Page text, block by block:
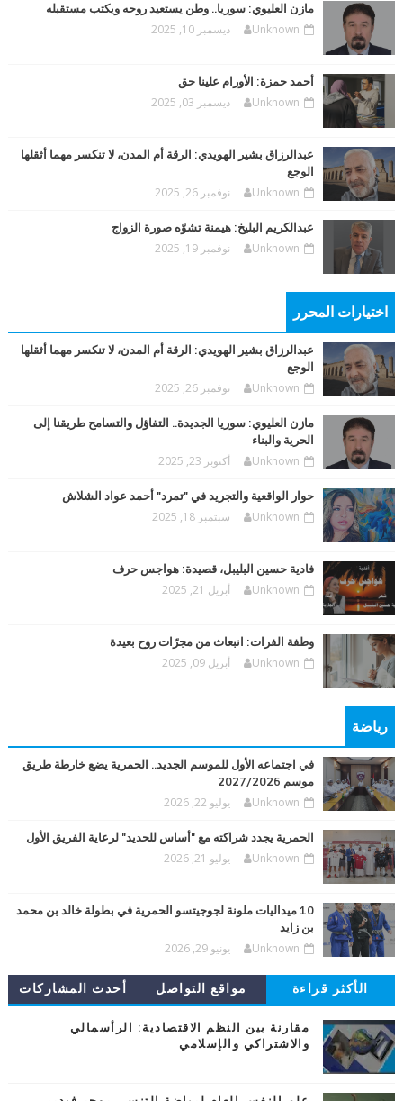
مازن العليوي: سوريا.. وطن يستعيد روحه ويكتب مستقبله
Unknown ديسمبر 10, 2025
أحمد حمزة: الأورام علينا حق
Unknown ديسمبر 03, 2025
عبدالرزاق بشير الهويدي: الرقة أم المدن، لا تنكسر مهما أثقلها
الوجع
Unknown نوفمبر 26, 2025
عبدالكريم البليخ: هيمنة تشوّه صورة الزواج
Unknown نوفمبر 19, 2025
اختيارات المحرر
عبدالرزاق بشير الهويدي: الرقة أم المدن، لا تنكسر مهما أثقلها
الوجع
Unknown نوفمبر 26, 2025
مازن العليوي: سوريا الجديدة.. التفاؤل والتسامح طريقنا إلى
الحرية والبناء
Unknown أكتوبر 23, 2025
حوار الواقعية والتجريد في "تمرد" أحمد عواد الشلاش
Unknown سبتمبر 18, 2025
فادية حسين البليبل، قصيدة: هواجس حرف
Unknown أبريل 21, 2025
وطفة الفرات: انبعاث من مجرّات روح بعيدة
Unknown أبريل 09, 2025
رياضة
في اجتماعه الأول للموسم الجديد.. الحمرية يضع خارطة طريق
موسم 2027/2026
Unknown يوليو 22, 2026
الحمرية يجدد شراكته مع "أساس للحديد" لرعاية الفريق الأول
Unknown يوليو 21, 2026
10 ميداليات ملونة لجوجيتسو الحمرية في بطولة خالد بن محمد
بن زايد
Unknown يونيو 29, 2026
الأكثر قراءة مواقع التواصل أحدث المشاركات
مقارنة بين النظم الاقتصادية: الرأسمالي
والاشتراكي والإسلامي